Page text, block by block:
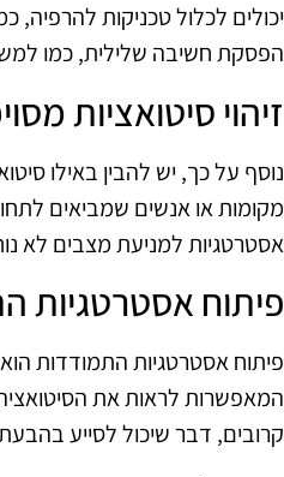
יכולים לכלול טכניקות
הפסקת חשיבה שלילית, כמו
זיהוי סיטואציות
נוסף על כך, יש להבין באילו
מקומות או אנשים שמביאים
אסטרטגיות למניעת מצבים לא
פיתוח אסטרטגיות
פיתוח אסטרטגיות התמודדות
המאפשרות לראות את
קרובים, דבר שיכול לסייע